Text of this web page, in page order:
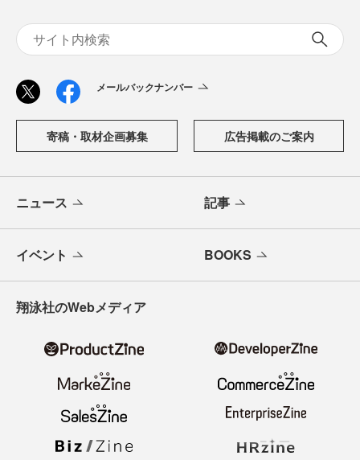
メールバックナンバー
寄稿・取材企画募集 広告掲載のご案内
ニュース 記事
イベント BOOKS
翔泳社のWebメディア